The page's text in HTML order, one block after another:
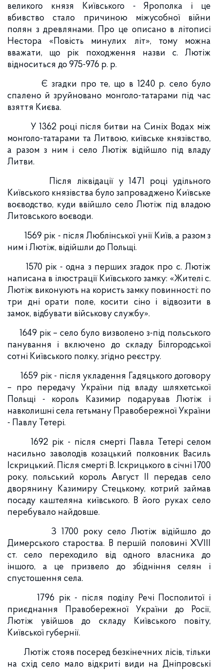
великого князя Київського - Ярополка і це
вбивство стало причиною міжусобної війни
полян з древлянами. Про це описано в літописі
Нестора «Повість минулих літ», тому можна
вважати, що рік походження назви с. Лютіж
відноситься до 975-976 р. р.
Є згадки про те, що в 1240 р. село було
спалено й зруйновано монголо-татарами під час
взяття Києва.
У 1362 році після битви на Синіх Водах між
монголо-татарами та Литвою, київське князівство,
а разом з ним і село Лютіж відійшло під владу
Литви.
Після ліквідації у 1471 році удільного
Київського князівства було запроваджено Київське
воєводство, куди ввійшло село Лютіж під владою
Литовського воєводи.
1569 рік - після Люблінської унії Київ, а разом з
ним і Лютіж, відійшли до Польщі.
1570 рік - одна з перших згадок про с. Лютіж
написана в ілюстрації Київського замку: «Жителі с.
Лютіж виконують на користь замку повинності: по
три дні орати поле, косити сіно і відвозити в
замок, відбувати військову службу».
1649 рік – село було визволено з-під польського
панування і включено до складу Білгородської
сотні Київського полку, згідно реєстру.
1659 рік - після укладення Гадяцького договору
– про передачу України під владу шляхетської
Польщі - король Казимир подарував Лютіж і
навколишні села гетьману Правобережної України
- Павлу Тетері.
1692 рік - після смерті Павла Тетері селом
насильно заволодів козацький полковник Василь
Іскрицький. Після смерті В. Іскрицького в січні 1700
року, польський король Август ІІ передав село
дворянину Казимиру Стецькому, котрий займав
посаду каштеляна київського. В його руках село
перебувало найдовше.
З 1700 року село Лютіж відійшло до
Димерського староства. В першій половині XVIII
ст. село переходило від одного власника до
іншого, а це призвело до збідніння селян і
спустошення села.
1796 рік - після поділу Речі Посполитої і
приєднання Правобережної України до Росії,
Лютіж увійшов до складу Київського повіту,
Київської губернії.
Лютіж стояв посеред безкінечних лісів, тільки
на схід село мало відкриті види на Дніпровські